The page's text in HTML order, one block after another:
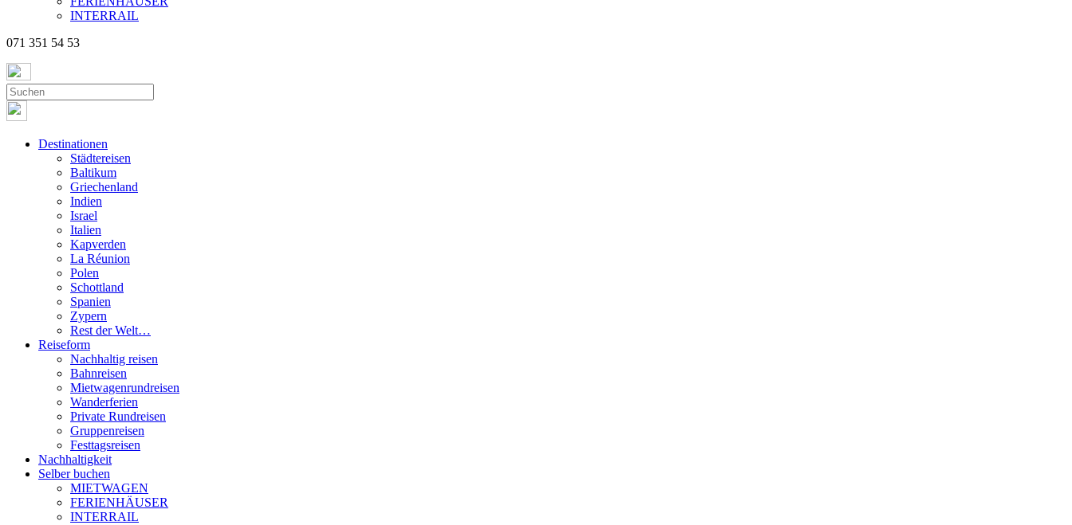
INTERRAIL
071 351 54 53
Destinationen
Städtereisen
Baltikum
Griechenland
Indien
Israel
Italien
Kapverden
La Réunion
Polen
Schottland
Spanien
Zypern
Rest der Welt…
Reiseform
Nachhaltig reisen
Bahnreisen
Mietwagenrundreisen
Wanderferien
Private Rundreisen
Gruppenreisen
Festtagsreisen
Nachhaltigkeit
Selber buchen
MIETWAGEN
FERIENHÄUSER
INTERRAIL